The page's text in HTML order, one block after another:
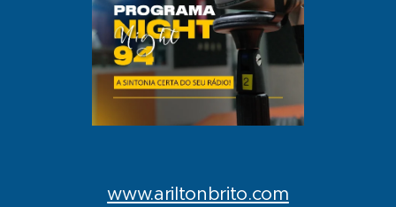
www.ariltonbrito.com